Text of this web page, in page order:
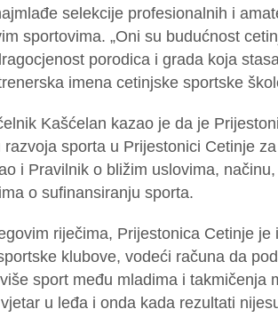
selekcije profesionalnih i
sportovima. „Oni su budućnost
porodica i grada koja
imena cetinjske sportske
Kašćelan kazao je da je
razvoja sporta u Prijestonici Cetinje
i Pravilnik o bližim uslovima,
o sufinansiranju sporta.
riječima, Prijestonica Cetinje je
klubove, vodeći računa da
sport među mladima i takmičenja
u leđa i onda kada rezultati